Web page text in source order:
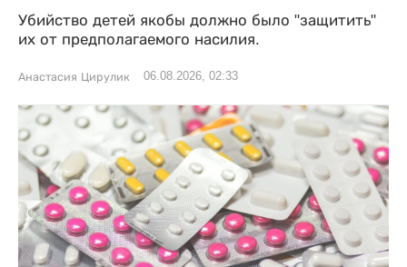
Убийство детей якобы должно было "защитить"
их от предполагаемого насилия.
Анастасия Цирулик 06.08.2026, 02:33